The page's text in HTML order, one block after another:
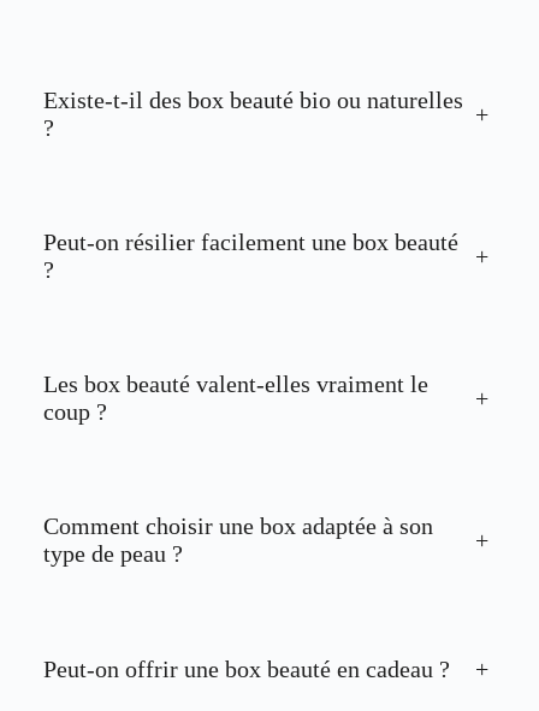
Existe-t-il des box beauté bio ou naturelles
?
+
Peut-on résilier facilement une box beauté
?
+
Les box beauté valent-elles vraiment le
coup ?
+
Comment choisir une box adaptée à son
type de peau ?
+
Peut-on offrir une box beauté en cadeau ? +